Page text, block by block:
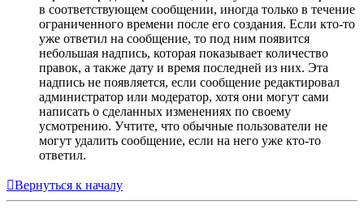
в соответствующем сообщении, иногда только в течение
ограниченного времени после его создания. Если кто-то
уже ответил на сообщение, то под ним появится
небольшая надпись, которая показывает количество
правок, а также дату и время последней из них. Эта
надпись не появляется, если сообщение редактировал
администратор или модератор, хотя они могут сами
написать о сделанных изменениях по своему
усмотрению. Учтите, что обычные пользователи не
могут удалить сообщение, если на него уже кто-то
ответил.
Вернуться к началу